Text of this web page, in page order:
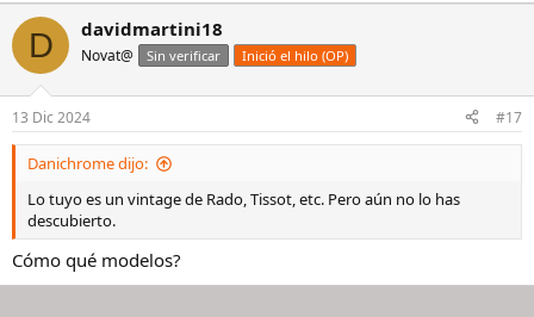
a
i
o
n
e
D davidmartini18
Novat@ Sin verificar Inició el hilo (OP)
13 Dic 2024 #17
Danichrome dijo:
Lo tuyo es un vintage de Rado, Tissot, etc. Pero aún no lo has
descubierto.
Cómo qué modelos?